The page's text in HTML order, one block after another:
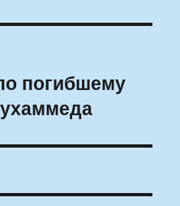
погибшему